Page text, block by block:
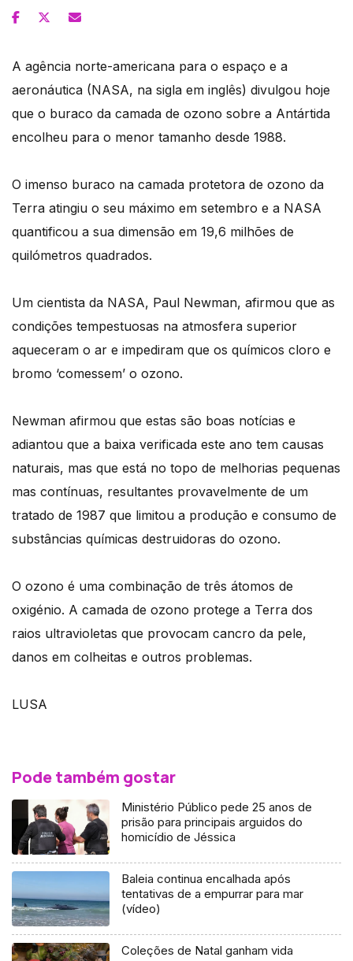
A agência norte-americana para o espaço e a
aeronáutica (NASA, na sigla em inglês) divulgou hoje
que o buraco da camada de ozono sobre a Antártida
encolheu para o menor tamanho desde 1988.
O imenso buraco na camada protetora de ozono da
Terra atingiu o seu máximo em setembro e a NASA
quantificou a sua dimensão em 19,6 milhões de
quilómetros quadrados.
Um cientista da NASA, Paul Newman, afirmou que as
condições tempestuosas na atmosfera superior
aqueceram o ar e impediram que os químicos cloro e
bromo ‘comessem’ o ozono.
Newman afirmou que estas são boas notícias e
adiantou que a baixa verificada este ano tem causas
naturais, mas que está no topo de melhorias pequenas
mas contínuas, resultantes provavelmente de um
tratado de 1987 que limitou a produção e consumo de
substâncias químicas destruidoras do ozono.
O ozono é uma combinação de três átomos de
oxigénio. A camada de ozono protege a Terra dos
raios ultravioletas que provocam cancro da pele,
danos em colheitas e outros problemas.
LUSA
Pode também gostar
Ministério Público pede 25 anos de
prisão para principais arguidos do
homicídio de Jéssica
Baleia continua encalhada após
tentativas de a empurrar para mar
(vídeo)
Coleções de Natal ganham vida